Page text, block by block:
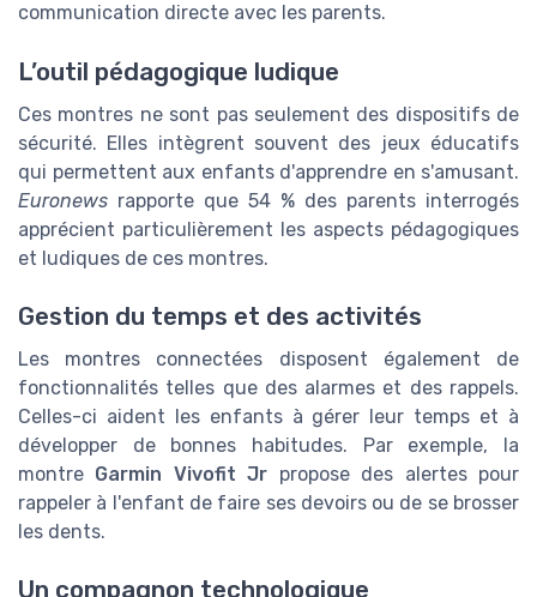
communication directe avec les parents.
L’outil pédagogique ludique
Ces montres ne sont pas seulement des dispositifs de
sécurité. Elles intègrent souvent des jeux éducatifs
qui permettent aux enfants d'apprendre en s'amusant.
Euronews rapporte que 54 % des parents interrogés
apprécient particulièrement les aspects pédagogiques
et ludiques de ces montres.
Gestion du temps et des activités
Les montres connectées disposent également de
fonctionnalités telles que des alarmes et des rappels.
Celles-ci aident les enfants à gérer leur temps et à
développer de bonnes habitudes. Par exemple, la
montre Garmin Vivofit Jr propose des alertes pour
rappeler à l'enfant de faire ses devoirs ou de se brosser
les dents.
Un compagnon technologique